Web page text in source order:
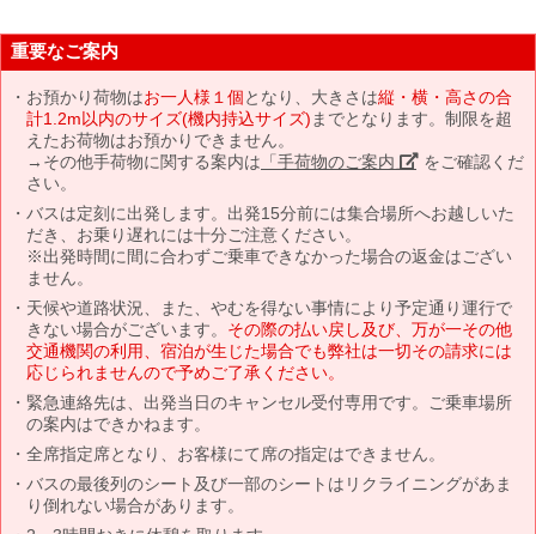
重要なご案内
お預かり荷物はお一人様１個となり、大きさは縦・横・高さの合
計1.2m以内のサイズ(機内持込サイズ) までとなります。制限を超
えたお荷物はお預かりできません。
→その他手荷物に関する案内は 「手荷物のご案内」 をご確認くだ
さい。
バスは定刻に出発します。出発15分前には集合場所へお越しいた
だき、お乗り遅れには十分ご注意ください。
※出発時間に間に合わずご乗車できなかった場合の返金はござい
ません。
天候や道路状況、また、やむを得ない事情により予定通り運行で
きない場合がございます。 その際の払い戻し及び、万が一その他
交通機関の利用、宿泊が生じた場合でも弊社は一切その請求には
応じられませんので予めご了承ください。
緊急連絡先は、出発当日のキャンセル受付専用です。ご乗車場所
の案内はできかねます。
全席指定席となり、お客様にて席の指定はできません。
バスの最後列のシート及び一部のシートはリクライニングがあま
り倒れない場合があります。